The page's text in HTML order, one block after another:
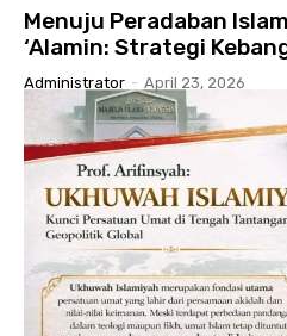
Menuju Peradaban
‘Alamin: Strategi
Administrator - April 23, 2026